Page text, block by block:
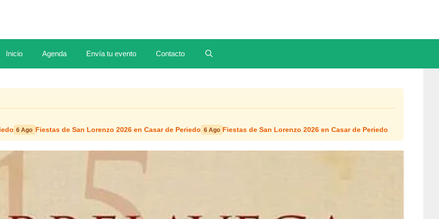
Inicio Agenda Envía tu evento Contacto
6 Ago Fiestas de San Lorenzo 2026 en Casar de Periedo 6 Ago Fiestas de San Lorenzo 2026 en Casar de Periedo